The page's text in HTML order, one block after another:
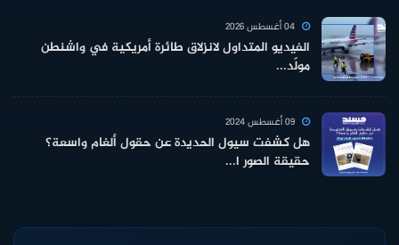
الفيديو المتداول لانزلاق طائرة أمريكية في واشنطن
مولّد...
هل كشفت سيول الحديدة عن حقول ألغام واسعة؟
حقيقة الصور ا...